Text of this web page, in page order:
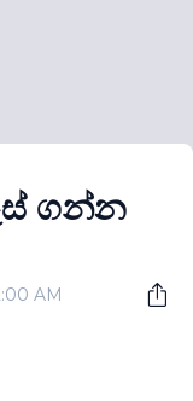
ගන්න
AM